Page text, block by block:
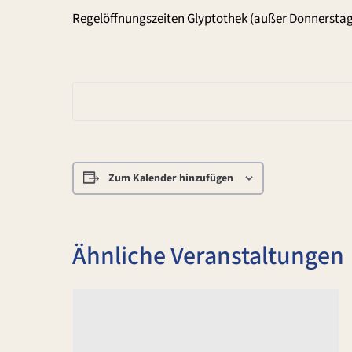
Regelöffnungszeiten Glyptothek (außer
Zum Kalender hinzufügen
Ähnliche Veranstaltungen